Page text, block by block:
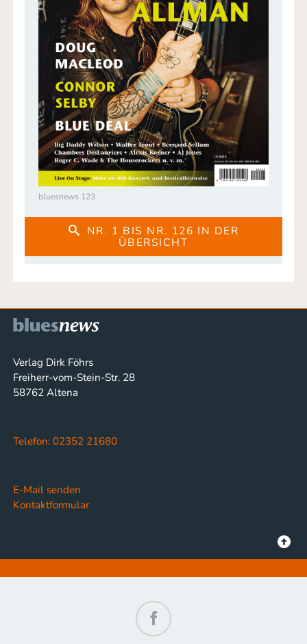
bluesnews 123
NR. 1 BIS NR. 126 IN DER
ÜBERSICHT
Verlag Dirk Föhrs
Freiherr-vom-Stein-Str. 28
58762 Altena
Telefon: 02352 21680
E-Mail senden
Kontaktformular